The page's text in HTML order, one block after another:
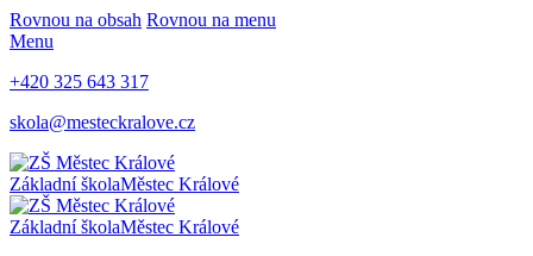
Rovnou na obsah Rovnou na menu
Menu
+420 325 643 317
skola@mesteckralove.cz
Základní školaMěstec Králové
Základní školaMěstec Králové